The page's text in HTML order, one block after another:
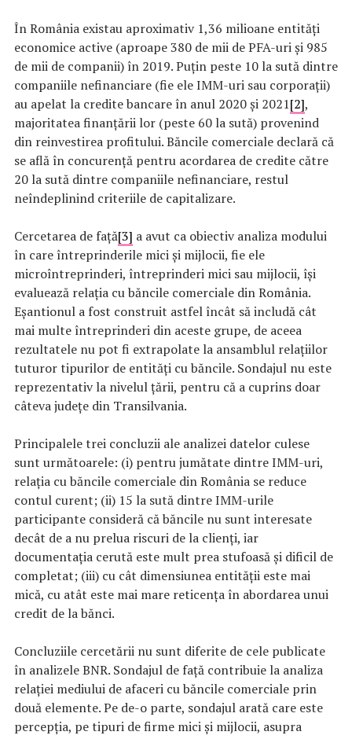
În România existau aproximativ 1,36 milioane entități
economice active (aproape 380 de mii de PFA-uri și 985
de mii de companii) în 2019. Puțin peste 10 la sută dintre
companiile nefinanciare (fie ele IMM-uri sau corporații)
au apelat la credite bancare în anul 2020 și 2021[2],
majoritatea finanțării lor (peste 60 la sută) provenind
din reinvestirea profitului. Băncile comerciale declară că
se află în concurență pentru acordarea de credite către
20 la sută dintre companiile nefinanciare, restul
neîndeplinind criteriile de capitalizare.
Cercetarea de față[3] a avut ca obiectiv analiza modului
în care întreprinderile mici și mijlocii, fie ele
microîntreprinderi, întreprinderi mici sau mijlocii, își
evaluează relația cu băncile comerciale din România.
Eșantionul a fost construit astfel încât să includă cât
mai multe întreprinderi din aceste grupe, de aceea
rezultatele nu pot fi extrapolate la ansamblul relațiilor
tuturor tipurilor de entități cu băncile. Sondajul nu este
reprezentativ la nivelul țării, pentru că a cuprins doar
câteva județe din Transilvania.
Principalele trei concluzii ale analizei datelor culese
sunt următoarele: (i) pentru jumătate dintre IMM-uri,
relația cu băncile comerciale din România se reduce
contul curent; (ii) 15 la sută dintre IMM-urile
participante consideră că băncile nu sunt interesate
decât de a nu prelua riscuri de la clienți, iar
documentația cerută este mult prea stufoasă și dificil de
completat; (iii) cu cât dimensiunea entității este mai
mică, cu atât este mai mare reticența în abordarea unui
credit de la bănci.
Concluziile cercetării nu sunt diferite de cele publicate
în analizele BNR. Sondajul de față contribuie la analiza
relației mediului de afaceri cu băncile comerciale prin
două elemente. Pe de-o parte, sondajul arată care este
percepția, pe tipuri de firme mici și mijlocii, asupra